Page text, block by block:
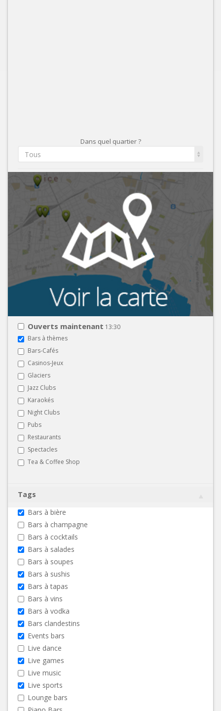
Dans quel quartier ?
Tous
Ouverts maintenant 13:30
Bars à thèmes
Bars-Cafés
Casinos-Jeux
Glaciers
Jazz Clubs
Karaokés
Night Clubs
Pubs
Restaurants
Spectacles
Tea & Coffee Shop
Tags
Bars à bière
Bars à champagne
Bars à cocktails
Bars à salades
Bars à soupes
Bars à sushis
Bars à tapas
Bars à vins
Bars à vodka
Bars clandestins
Events bars
Live dance
Live games
Live music
Live sports
Lounge bars